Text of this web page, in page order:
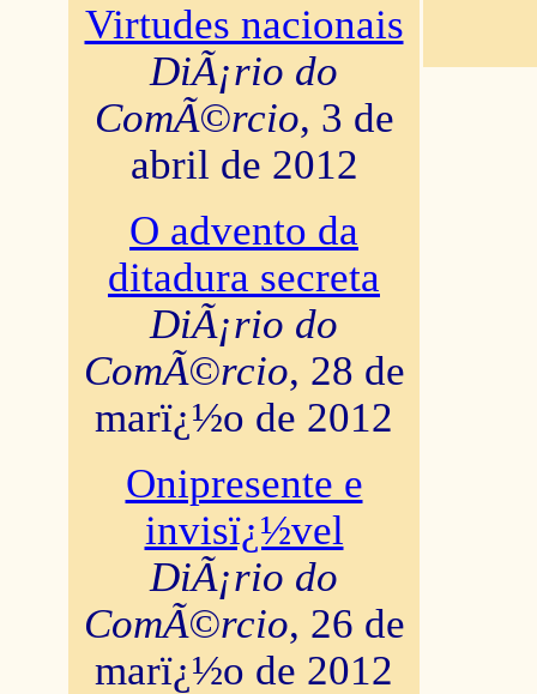
Virtudes nacionais
DiÃ¡rio do
ComÃ©rcio, 3 de
abril de 2012
O advento da
ditadura secreta
DiÃ¡rio do
ComÃ©rcio, 28 de
marï¿½o de 2012
Onipresente e
invisï¿½vel
DiÃ¡rio do
ComÃ©rcio, 26 de
marï¿½o de 2012